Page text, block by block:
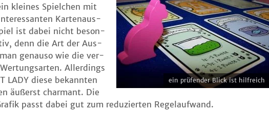
ein prü­fen­der Blick ist hilfreich
klei­nes Spiel­chen mit
Kar­ten­aus­
ist dabei nicht beson­
denn die Art der Aus­
genau­so wie die ver­
Aller­dings
LADY die­se bekann­ten
äußerst char­mant. Die
passt dabei gut zum redu­zier­ten Regelaufwand.